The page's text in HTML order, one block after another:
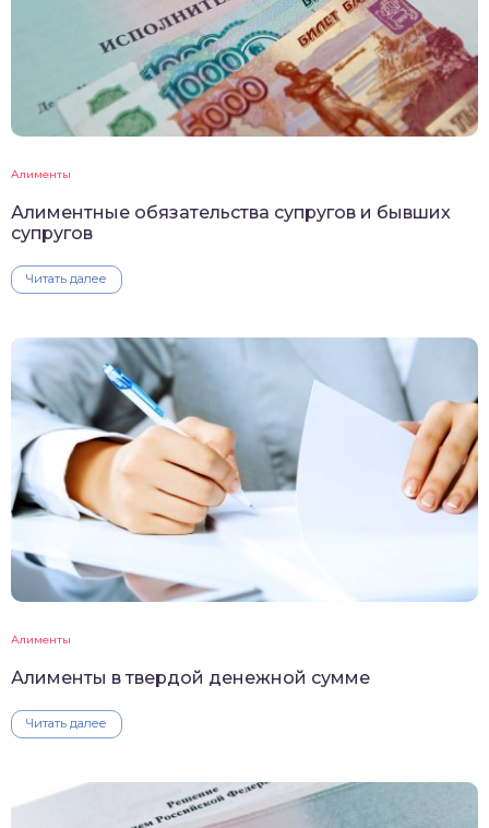
Алименты
Алиментные обязательства супругов и бывших
супругов
Читать далее
Алименты
Алименты в твердой денежной сумме
Читать далее